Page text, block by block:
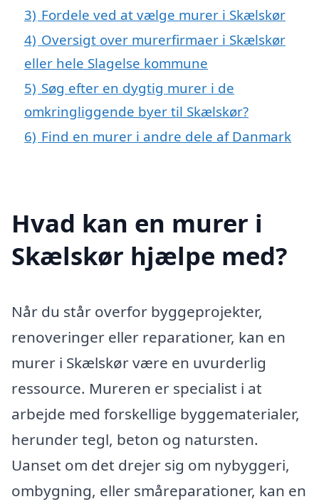
3) Fordele ved at vælge murer i Skælskør
4) Oversigt over murerfirmaer i Skælskør
eller hele Slagelse kommune
5) Søg efter en dygtig murer i de
omkringliggende byer til Skælskør?
6) Find en murer i andre dele af Danmark
Hvad kan en murer i
Skælskør hjælpe med?
Når du står overfor byggeprojekter,
renoveringer eller reparationer, kan en
murer i Skælskør være en uvurderlig
ressource. Mureren er specialist i at
arbejde med forskellige byggematerialer,
herunder tegl, beton og natursten.
Uanset om det drejer sig om nybyggeri,
ombygning, eller småreparationer, kan en